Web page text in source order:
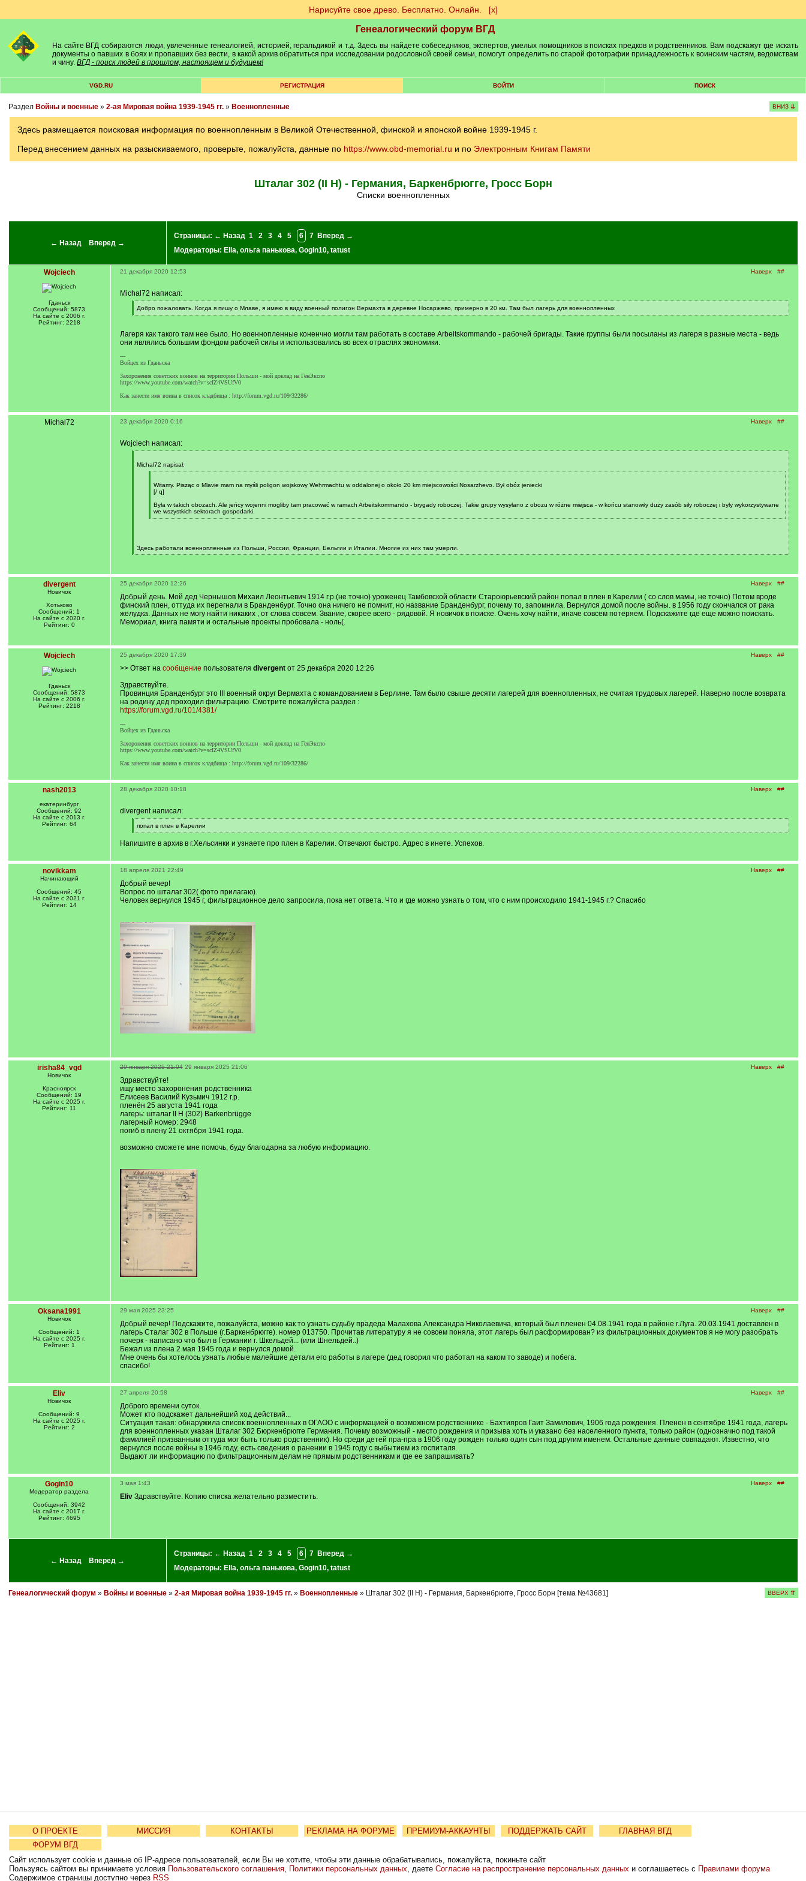
Нарисуйте свое древо. Бесплатно. Онлайн. [х]
Генеалогический форум ВГД
На сайте ВГД собираются люди, увлеченные генеалогией, историей, геральдикой и т.д. Здесь вы найдете собеседников, экспертов, умелых помощников в поисках предков и родственников. Вам подскажут где искать
документы о павших в боях и пропавших без вести, в какой архив обратиться при исследовании родословной своей семьи, помогут определить по старой фотографии принадлежность к воинским частям, ведомствам
и чину. ВГД - поиск людей в прошлом, настоящем и будущем!
VGD.RU РЕГИСТРАЦИЯ ВОЙТИ ПОИСК
Раздел Войны и военные» 2-ая Мировая война 1939-1945 гг.» Военнопленные ВНИЗ ⇊
Здесь размещается поисковая информация по военнопленным в Великой Отечественной, финской и японской войне 1939-1945 г.
Перед внесением данных на разыскиваемого, проверьте, пожалуйста, данные по https://www.obd-memorial.ru и по Электронным Книгам Памяти
Шталаг 302 (II H) - Германия, Баркенбрюгге, Гросс Борн
Списки военнопленных
← Назад Вперед →
Страницы: ← Назад 1 2 3 4 5 6 7
Вперед →
Модераторы: Ella, ольга панькова, Gogin10, tatust
Wojciech
Гданьск
Сообщений: 5873
На сайте с 2006 г.
Рейтинг: 2218
Наверх ##
21 декабря 2020 12:53
Michal72 написал:
[
q
Добро пожаловать. Когда я пишу о Млаве, я имею в виду военный полигон Вермахта в деревне Носаржево, примерно в 20 км. Там был лагерь для военнопленных
[
]
Лагеря как такого там нее было. Но военнопленные коненчно могли там работать в составе Arbeitskommando - рабочей бригады. Такие группы были посыланы из лагеря в разные места - ведь
они являлись большим фондом рабочей силы и использовались во всех отраслях экономики.
---
Войцех из Гданьска
Захоронения советских воинов на территории Польши - мой доклад на ГенЭкспо
https://www.youtube.com/watch?v=scIZ4VSUfV0
Как занести имя воина в список кладбища : http://forum.vgd.ru/109/32286/
Michal72 Наверх ##
23 декабря 2020 0:16
Wojciech написал:
q
Michal72 napisał:
q
]
Witamy. Pisząc o Mlavie mam na myśli poligon wojskowy Wehrmachtu w oddalonej o około 20 km miejscowości Nosarzhevo. Był obóz jeniecki
[/ q]
Była w takich obozach. Ale jeńcy wojenni mogliby tam pracować w ramach Arbeitskommando - brygady roboczej. Takie grupy wysyłano z obozu w różne miejsca - w końcu stanowiły duży zasób siły roboczej i były wykorzystywane
we wszystkich sektorach gospodarki.
[
Здесь работали военнопленные из Польши, России, Франции, Бельгии и Италии. Многие из них там умерли.
divergent
Новичок
Хотьково
Сообщений: 1
На сайте с 2020 г.
Рейтинг: 0
Наверх ##
25 декабря 2020 12:26
Добрый день. Мой дед Чернышов Михаил Леонтьевич 1914 г.р.(не точно) уроженец Тамбовской области Староюрьевский район попал в плен в Карелии ( со слов мамы, не точно) Потом вроде
финский плен, оттуда их перегнали в Бранденбург. Точно она ничего не помнит, но название Бранденбург, почему то, запомнила. Вернулся домой после войны. в 1956 году скончался от рака
желудка. Данных не могу найти никаких , от слова совсем. Звание, скорее всего - рядовой. Я новичок в поиске. Очень хочу найти, иначе совсем потеряем. Подскажите где еще можно поискать.
Мемориал, книга памяти и остальные проекты пробовала - ноль(.
Wojciech
Гданьск
Сообщений: 5873
На сайте с 2006 г.
Рейтинг: 2218
Наверх ##
25 декабря 2020 17:39
>> Ответ на сообщение пользователя divergentот 25 декабря 2020 12:26
Здравствуйте.
Провинция Бранденбург это III военный округ Вермахта с командованием в Берлине. Там было свыше десяти лагерей для военнопленных, не считая трудовых лагерей. Наверно после возврата
на родину дед проходил фильтрацию. Смотрите пожалуйста раздел :
https://forum.vgd.ru/101/4381/
---
Войцех из Гданьска
Захоронения советских воинов на территории Польши - мой доклад на ГенЭкспо
https://www.youtube.com/watch?v=scIZ4VSUfV0
Как занести имя воина в список кладбища : http://forum.vgd.ru/109/32286/
nash2013
екатеринбург
Сообщений: 92
На сайте с 2013 г.
Рейтинг: 64
Наверх ##
28 декабря 2020 10:18
divergent написал:
[
q
попал в плен в Карелии
[
q
Напишите в архив в г.Хельсинки и узнаете про плен в Карелии. Отвечают быстро. Адрес в инете. Успехов.
novikkam
Начинающий
Сообщений: 45
На сайте с 2021 г.
Рейтинг: 14
Наверх ##
18 апреля 2021 22:49
Добрый вечер!
Вопрос по шталаг 302( фото прилагаю).
Человек вернулся 1945 г, фильтрационное дело запросила, пока нет ответа. Что и где можно узнать о том, что с ним происходило 1941-1945 г.? Спасибо
irisha84_vgd
Новичок
Красноярск
Сообщений: 19
На сайте с 2025 г.
Рейтинг: 11
Наверх ##
29 января 2025 21:04 29 января 2025 21:06
Здравствуйте!
ищу место захоронения родственника
Елисеев Василий Кузьмич 1912 г.р.
пленён 25 августа 1941 года
лагерь: шталаг II H (302) Barkenbrügge
лагерный номер: 2948
погиб в плену 21 октября 1941 года.
возможно сможете мне помочь, буду благодарна за любую информацию.
Oksana1991
Новичок
Сообщений: 1
На сайте с 2025 г.
Рейтинг: 1
Наверх ##
29 мая 2025 23:25
Добрый вечер! Подскажите, пожалуйста, можно как то узнать судьбу прадеда Малахова Александра Николаевича, который был пленен 04.08.1941 года в районе г.Луга. 20.03.1941 доставлен в
лагерь Сталаг 302 в Польше (г.Баркенбрюгге). номер 013750. Прочитав литературу я не совсем поняла, этот лагерь был расформирован? из фильтрационных документов я не могу разобрать
почерк - написано что был в Германии г. Шкельдей... (или Шнельдей..)
Бежал из плена 2 мая 1945 года и вернулся домой.
Мне очень бы хотелось узнать любые малейшие детали его работы в лагере (дед говорил что работал на каком то заводе) и побега.
спасибо!
Eliv
Новичок
Сообщений: 9
На сайте с 2025 г.
Рейтинг: 2
Наверх ##
27 апреля 20:58
Доброго времени суток.
Может кто подскажет дальнейший ход действий...
Ситуация такая: обнаружила список военнопленных в ОГАОО с информацией о возможном родственнике - Бахтияров Гаит Замилович, 1906 года рождения. Пленен в сентябре 1941 года, лагерь
для военнопленных указан Шталаг 302 Бюркенбрюгге Германия. Почему возможный - место рождения и призыва хоть и указано без населенного пункта, только район (однозначно под такой
фамилией призванным оттуда мог быть только родственник). Но среди детей пра-пра в 1906 году рожден только один сын под другим именем. Остальные данные совпадают. Известно, что
вернулся после войны в 1946 году, есть сведения о ранении в 1945 году с выбытием из госпиталя.
Выдают ли информацию по фильтрационным делам не прямым родственникам и где ее запрашивать?
Gogin10
Модератор раздела
Сообщений: 3942
На сайте с 2017 г.
Рейтинг: 4695
Наверх ##
3 мая 1:43
ElivЗдравствуйте. Копию списка желательно разместить.
← Назад Вперед →
Страницы: ← Назад 1 2 3 4 5 6 7
Вперед →
Модераторы: Ella, ольга панькова, Gogin10, tatust
Генеалогический форум » Войны и военные» 2-ая Мировая война 1939-1945 гг.» Военнопленные» Шталаг 302 (II H) - Германия, Баркенбрюгге, Гросс Борн [тема №43681] ВВЕРХ ⇈
О ПРОЕКТЕ МИССИЯ КОНТАКТЫ РЕКЛАМА НА ФОРУМЕ ПРЕМИУМ-АККАУНТЫ ПОДДЕРЖАТЬ САЙТ
ГЛАВНАЯ ВГД
ФОРУМ ВГД
Сайт использует cookie и данные об IP-адресе пользователей, если Вы не хотите, чтобы эти данные обрабатывались, пожалуйста, покиньте сайт
Пользуясь сайтом вы принимаете условия Пользовательского соглашения, Политики персональных данных, даете Согласие на распространение персональных данных и соглашаетесь с Правилами форума
Содержимое страницы доступно через RSS